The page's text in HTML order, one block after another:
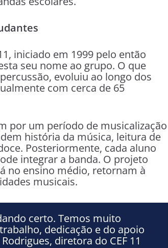
iniciado em 1999 pelo então
seu nome ao grupo. O que
evoluiu ao longo dos
com cerca de 65
por um período de musicalização
história da música, leitura de
Posteriormente, cada aluno
integrar a banda. O projeto
no ensino médio, retornam à
musicais.
certo. Temos muito
dedicação e do apoio
diretora do CEF 11